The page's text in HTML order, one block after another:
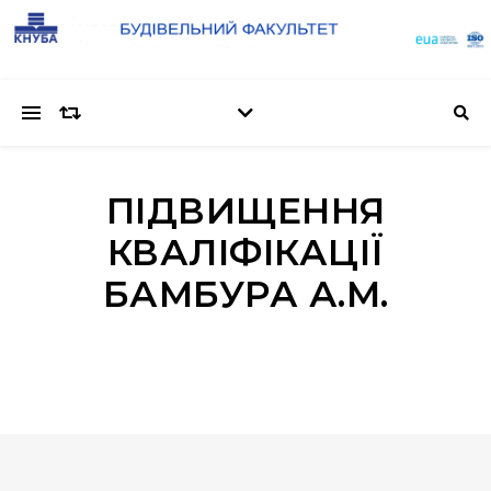
ПІДВИЩЕННЯ
КВАЛІФІКАЦІЇ
БАМБУРА А.М.